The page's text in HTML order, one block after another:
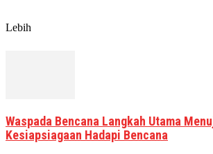
Lebih
Waspada Bencana Langkah Utama
Kesiapsiagaan Hadapi Bencana